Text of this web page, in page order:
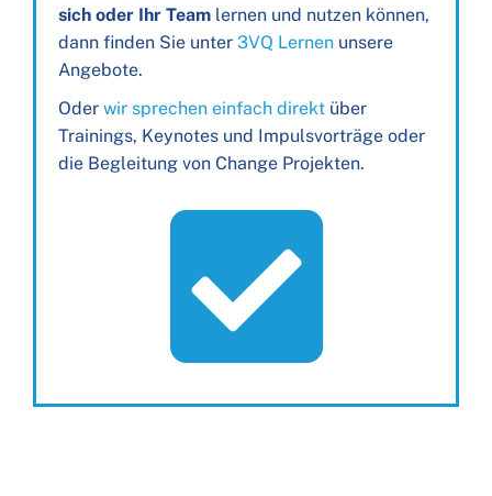
sich oder Ihr Team lernen und nutzen können,
dann finden Sie unter 3VQ Lernen unsere
Angebote.
Oder wir sprechen einfach direkt über
Trainings, Keynotes und Impulsvorträge oder
die Begleitung von Change Projekten.